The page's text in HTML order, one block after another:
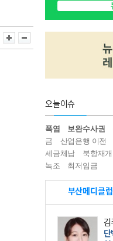
오늘이슈
폭염 보완수사권
금
산업은행 이전
세금체납
북항재
녹조
최저임금
부산메디클
김
단